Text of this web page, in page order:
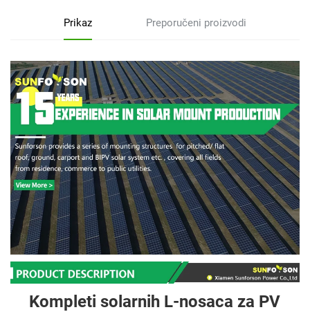
Prikaz Preporučeni proizvodi
Kompleti solarnih L-nosaca za PV